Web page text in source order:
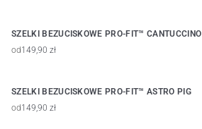
SZELKI BEZUCISKOWE PRO-FIT™ CANTUCCINO
od149,90 zł
SZELKI BEZUCISKOWE PRO-FIT™ ASTRO PIG
od149,90 zł